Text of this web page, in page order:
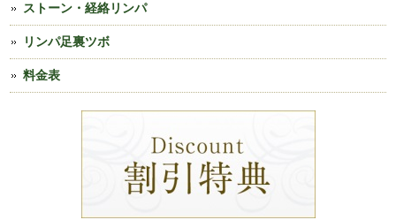
ストーン・経絡リンパ
リンパ足裏ツボ
料金表